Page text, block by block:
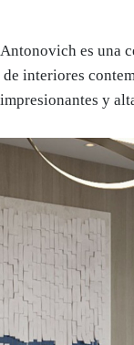
es una
interiores
y